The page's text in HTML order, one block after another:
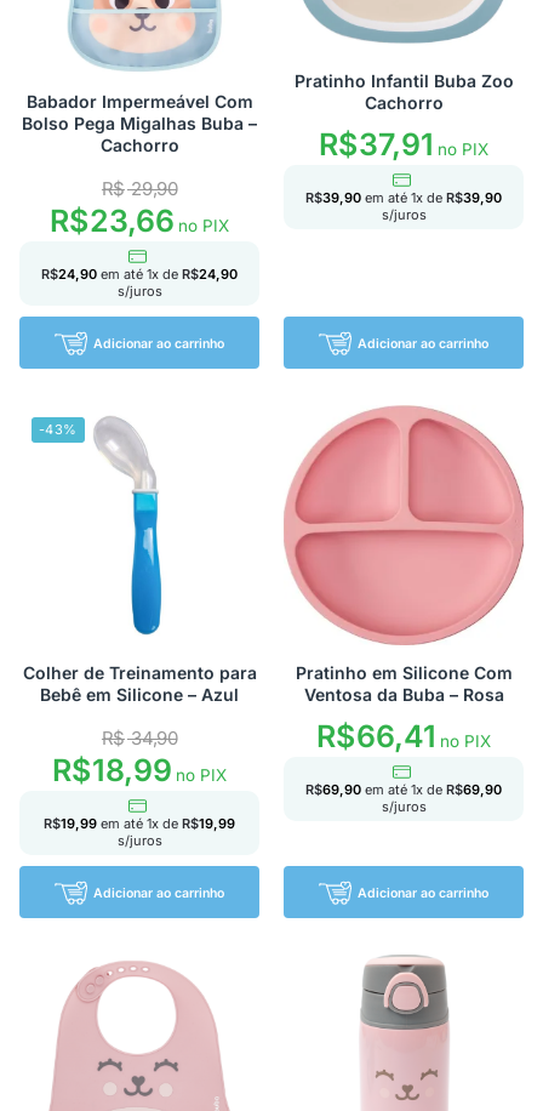
Babador Impermeável Com
Bolso Pega Migalhas Buba –
Cachorro
R$29,90
R$23,66 no PIX
R$24,90 em até 1x de R$24,90
s/juros
Adicionar ao carrinho
Pratinho Infantil Buba Zoo
Cachorro
R$37,91 no PIX
R$39,90 em até 1x de R$39,90
s/juros
Adicionar ao carrinho
-43%
Colher de Treinamento para
Bebê em Silicone – Azul
R$34,90
R$18,99 no PIX
R$19,99 em até 1x de R$19,99
s/juros
Adicionar ao carrinho
Pratinho em Silicone Com
Ventosa da Buba – Rosa
R$66,41 no PIX
R$69,90 em até 1x de R$69,90
s/juros
Adicionar ao carrinho